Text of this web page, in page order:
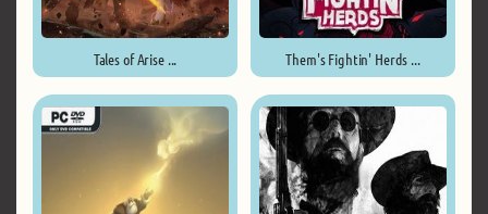
Tales of Arise ... Them's Fightin' Herds ...